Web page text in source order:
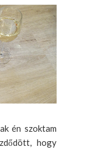
én szoktam
hogy